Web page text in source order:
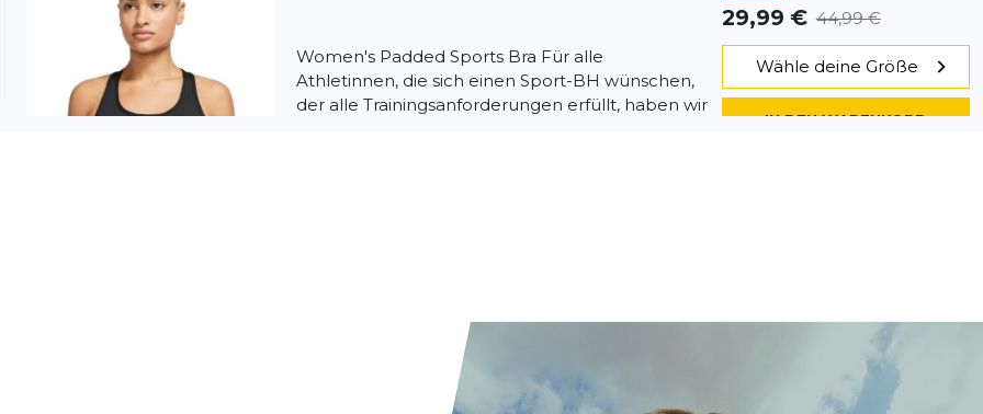
29,99 € 44,99 €
Women's Padded Sports Bra Für alle
Athletinnen, die sich einen Sport-BH wünschen,
der alle Trainingsanforderungen erfüllt, haben wir
Wähle deine Größe
IN DEN WARENKORB
Der New Balance RC Bra setzt neue Maßstäbe
in Sachen Tragekomfort, Passform und Halt –
speziell entwickelt für intensive Aktivitäten wie
Wähle deine Größe